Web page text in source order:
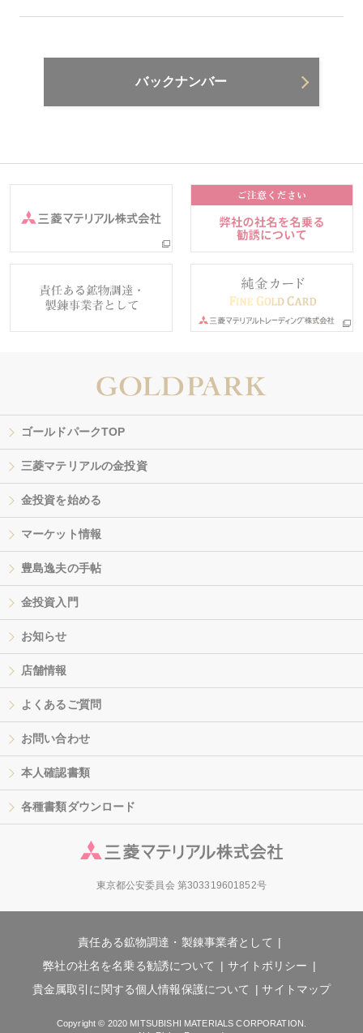
バックナンバー
ゴールドパークTOP
三菱マテリアルの金投資
金投資を始める
マーケット情報
豊島逸夫の手帖
金投資入門
お知らせ
店舗情報
よくあるご質問
お問い合わせ
本人確認書類
各種書類ダウンロード
東京都公安委員会 第303319601852号
責任ある鉱物調達・製錬事業者として
弊社の社名を名乗る勧誘について
サイトポリシー
貴金属取引に関する個人情報保護について
サイトマップ
Copyright © 2020 MITSUBISHI MATERIALS CORPORATION.